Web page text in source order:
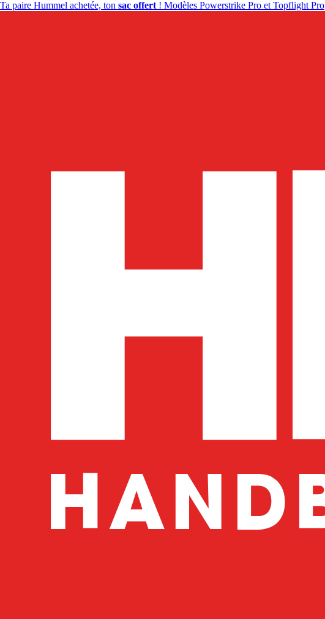
Ta paire Hummel achetée, ton sac offert ! Modèles Powerstrike Pro et Topflight Pro